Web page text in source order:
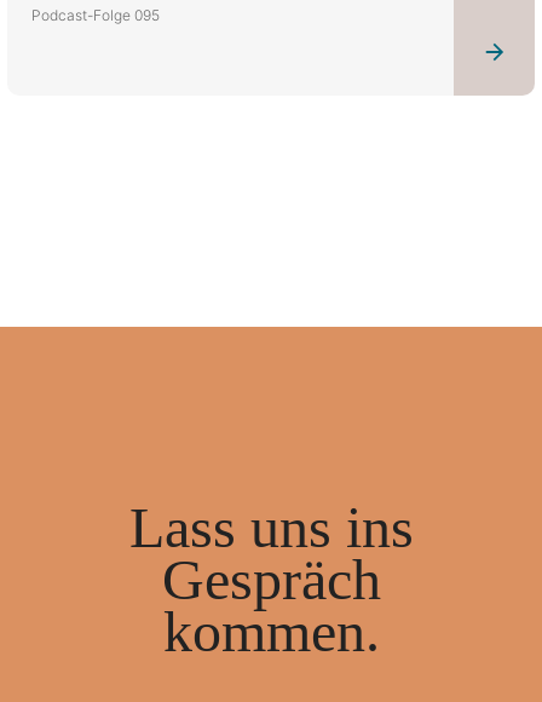
Podcast-Folge 095
Lass uns ins
Gespräch
kommen.